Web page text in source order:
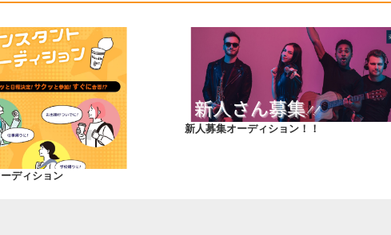
ディション
新人募集オーディション！！